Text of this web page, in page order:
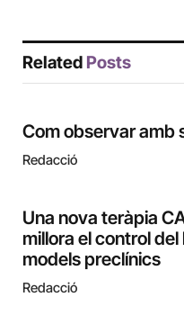
Related Posts
Com observar amb
Redacció
Una nova teràpia
millora el control
models preclínics
Redacció